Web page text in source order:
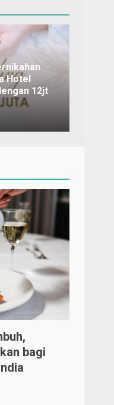
Hotel
12jt
bagi